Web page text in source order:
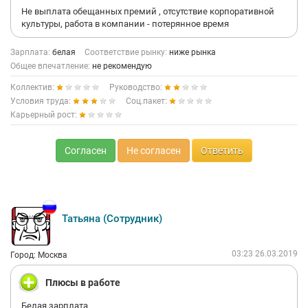
вашем шаге и вздохе Генеральному директору Булгару
Алексею! И спрашивать у вас каждый день где толпа
желающих кандидатов работать на неинтересных условиях
для кандидатов ? )))
Не выплата обещанных премий , отсутствие корпоративной
культуры, работа в компании - потерянное время
Зарплата: белая Соответствие рынку: ниже рынка
Общее впечатление: не рекомендую
Коллектив:
Руководство:
Условия труда:
Соц.пакет:
Карьерный рост:
Согласен Не согласен Ответить
Татьяна (Сотрудник)
Город: Москва 03:23 26.03.2019
Плюсы в работе
Белая зарплата